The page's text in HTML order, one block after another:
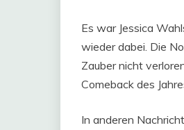
Es war Jessica
wieder dabei. Die
Zauber nicht
Comeback des
In anderen